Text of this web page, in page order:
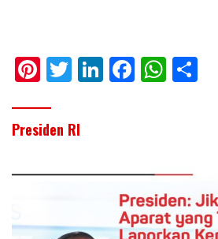
Pi
er
e
st
T
itt
er
Li
dI
F
o
o
k
W
A
p
p
Presiden RI